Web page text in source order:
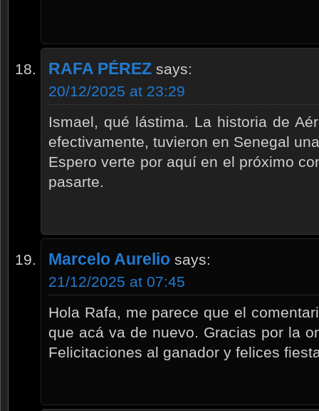
RAFA PÉREZ says:
20/12/2025 at 23:29
Ismael, qué lástima. La historia de
efectivamente, tuvieron en Senegal
Espero verte por aquí en el próximo
pasarte.
Marcelo Aurelio says:
21/12/2025 at 07:45
Hola Rafa, me parece que el
que acá va de nuevo. Gracias por la
Felicitaciones al ganador y felices